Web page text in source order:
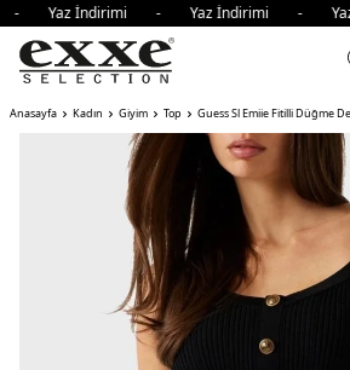
- Yaz İndirimi - Yaz İndirimi -
Anasayfa Kadın Giyim Top